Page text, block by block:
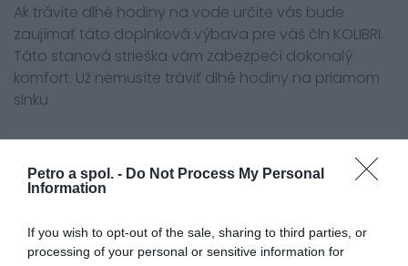
Petro a spol. - Do Not Process My Personal
Information
If you wish to opt-out of the sale, sharing to third parties, or
processing of your personal or sensitive information for
Ak trávite dlhé hodiny na vode určite vás bude
zaujímať táto doplnková výbava pre váš čln KOLIBRI.
Táto stanová strieška vám zabezpečí dokonalý
komfort. Už nemusíte tráviť dlhé hodiny na priamom
slnku.
0.0